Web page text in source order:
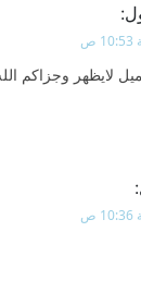
لايظهر وجزاكم